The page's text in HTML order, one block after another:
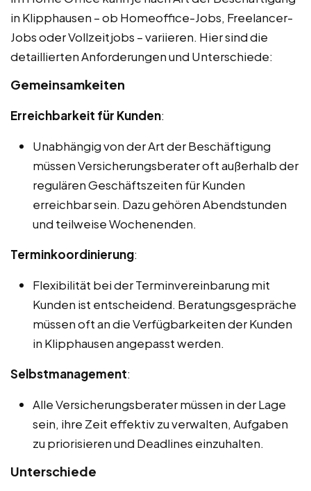
in Klipphausen – ob Homeoffice-Jobs, Freelancer-
Jobs oder Vollzeitjobs – variieren. Hier sind die
detaillierten Anforderungen und Unterschiede:
Gemeinsamkeiten
Erreichbarkeit für Kunden:
Unabhängig von der Art der Beschäftigung
müssen Versicherungsberater oft außerhalb der
regulären Geschäftszeiten für Kunden
erreichbar sein. Dazu gehören Abendstunden
und teilweise Wochenenden.
Terminkoordinierung:
Flexibilität bei der Terminvereinbarung mit
Kunden ist entscheidend. Beratungsgespräche
müssen oft an die Verfügbarkeiten der Kunden
in Klipphausen angepasst werden.
Selbstmanagement:
Alle Versicherungsberater müssen in der Lage
sein, ihre Zeit effektiv zu verwalten, Aufgaben
zu priorisieren und Deadlines einzuhalten.
Unterschiede